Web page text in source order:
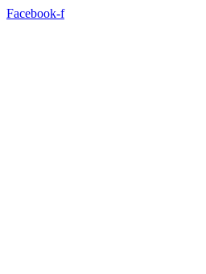
İçeriğe
Facebook-f